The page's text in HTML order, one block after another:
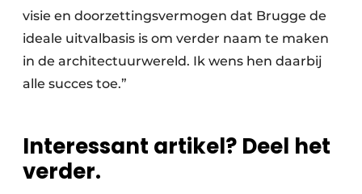
visie en doorzettingsvermogen dat Brugge de
ideale uitvalbasis is om verder naam te maken
in de architectuurwereld. Ik wens hen daarbij
alle succes toe.”
Interessant artikel? Deel het
verder.